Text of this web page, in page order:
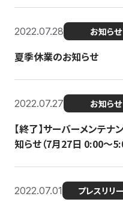
2022.07.28 お知らせ
夏季休業のお知らせ
2022.07.27 お知らせ
【終了】サーバーメンテ
知らせ（7月27日 0:00〜
2022.07.01 プレスリリ